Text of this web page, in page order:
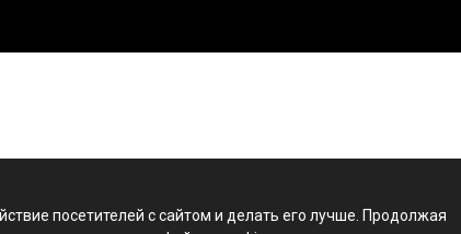
посетителей с сайтом и делать его лучше. Продолжая